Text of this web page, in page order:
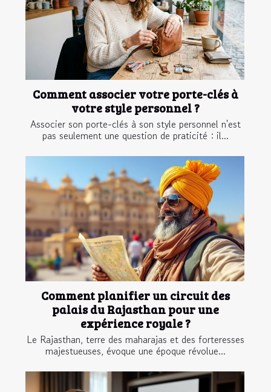
Comment associer votre porte-clés à
votre style personnel ?
Associer son porte-clés à son style personnel n'est
pas seulement une question de praticité : il...
Comment planifier un circuit des
palais du Rajasthan pour une
expérience royale ?
Le Rajasthan, terre des maharajas et des forteresses
majestueuses, évoque une époque révolue...